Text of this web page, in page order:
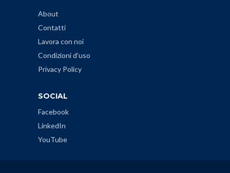
About
Contatti
Lavora con noi
Condizioni d’uso
Privacy Policy
SOCIAL
Facebook
LinkedIn
YouTube